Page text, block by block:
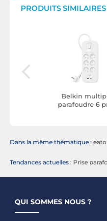
PRODUITS SIMILAIRES
Belkin
parafoudre 6
Dans la même thématique :
Tendances actuelles : Prise
QUI SOMMES NOUS ?